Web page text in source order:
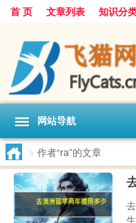
首 页 文章列表 知识分
网站导航
> 作者“ra”的文章